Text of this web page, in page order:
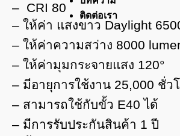
ติดต่อเรา
– CRI 80
– ให้ค่า แสงขาว Daylight
– ให้ค่าความสว่าง 8000
– ให้ค่ามุมกระจายแสง 120°
– มีอายุการใช้งาน 25,000 ชั่ว
– สามารถใช้กับขั้ว E40 ได้
– มีการรับประกันสินค้า 1 ปี